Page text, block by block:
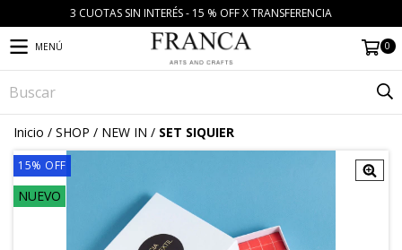
3 CUOTAS SIN INTERÉS - 15 % OFF X TRANSFERENCIA
MENÚ 0
Inicio / SHOP / NEW IN / SET SIQUIER
15% OFF
NUEVO